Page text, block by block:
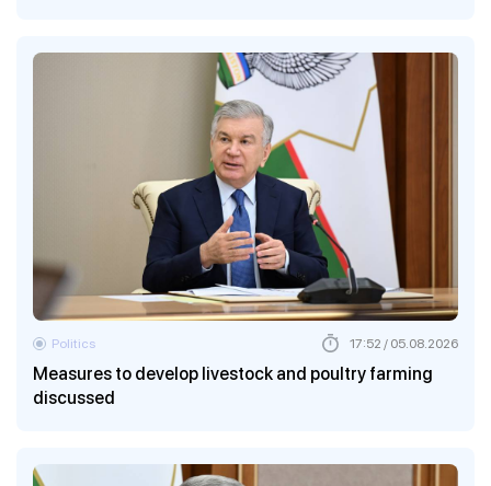
Measures to develop livestock and poultry farming
discussed
Politics 17:52 / 05.08.2026